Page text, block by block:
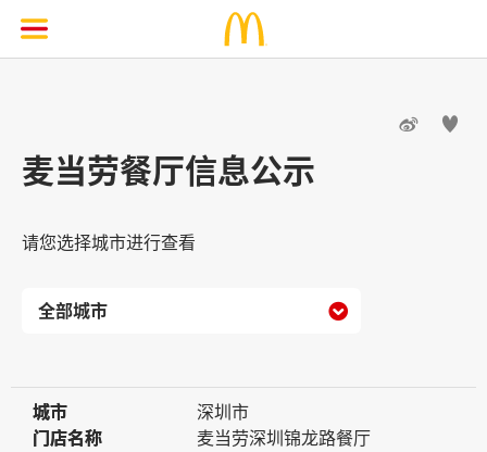
 
麦当劳餐厅信息公示
请您选择城市进行查看

城市
城市
深圳市
门店名称
门店名称
麦当劳深圳锦龙路餐厅